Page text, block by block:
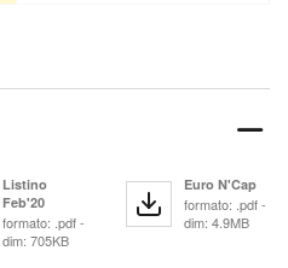
Listino
Feb'20
formato: .pdf -
dim: 705KB
Euro N'Cap
formato: .pdf -
dim: 4.9MB